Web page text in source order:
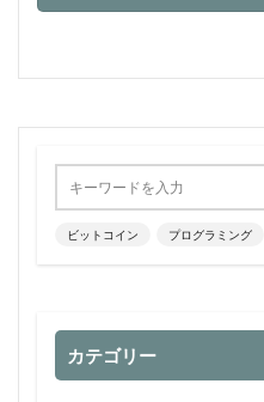
ビットコイン プログラミング
カテゴリー